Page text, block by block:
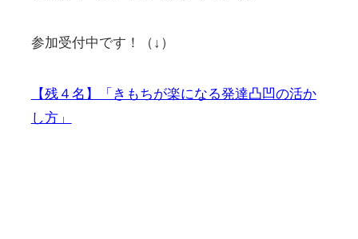
参加受付中です！（↓）
【残４名】「きもちが楽になる発達凸凹の活か
し方」